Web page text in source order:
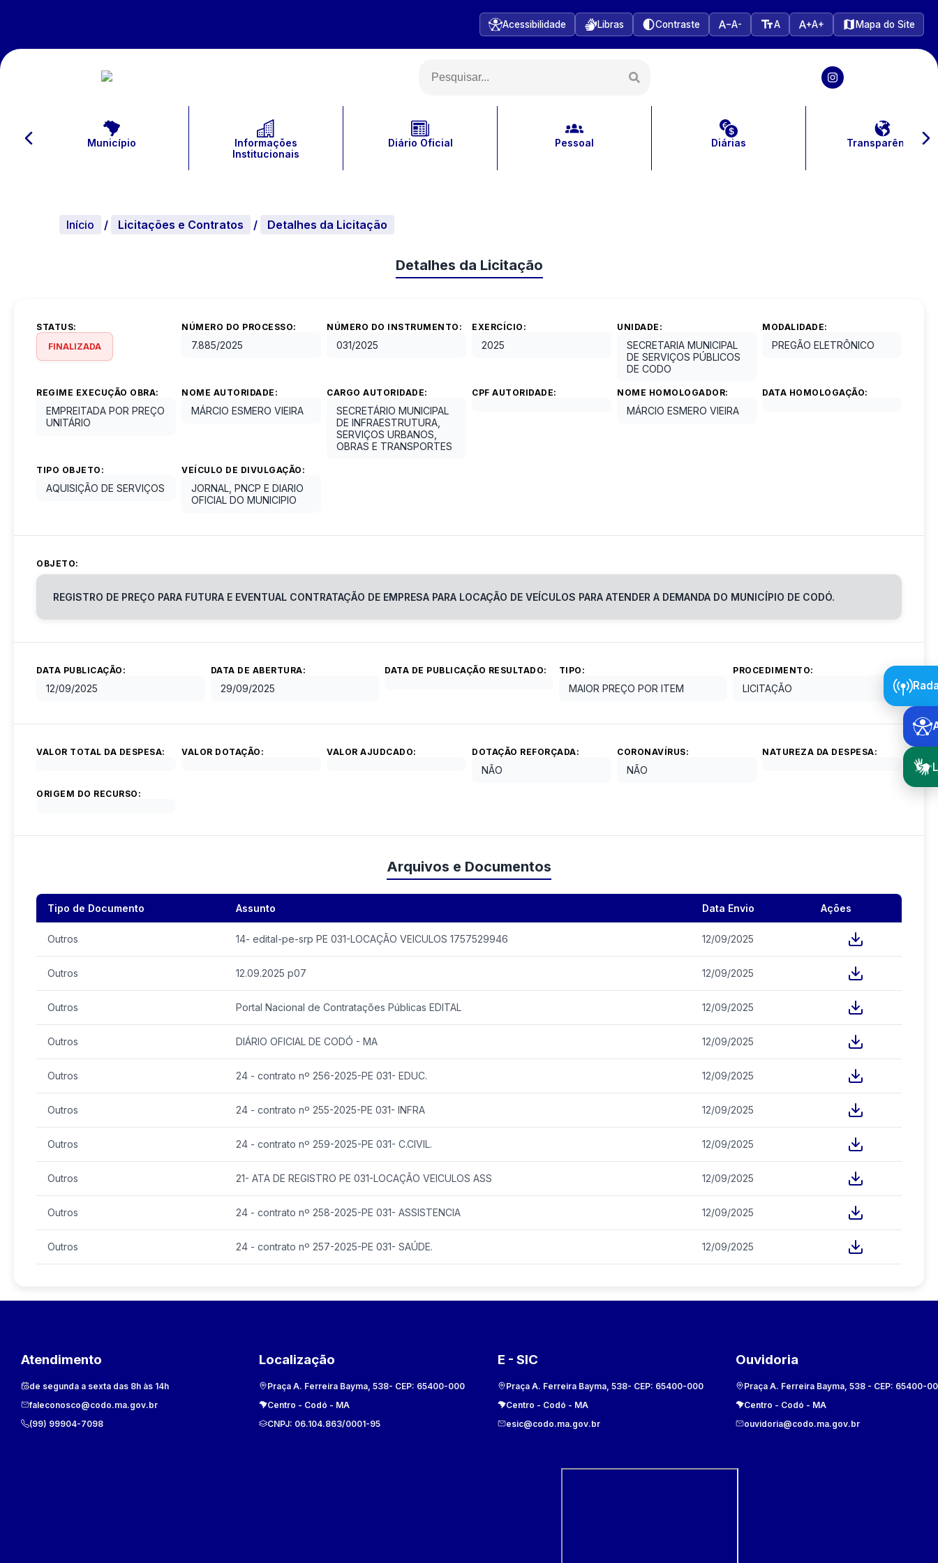
Acessibilidade Libras Contraste A- A A+ Mapa do Site
Município
Informações
Institucionais
Diário Oficial Pessoal Diárias Transparência
Início / Licitações e Contratos / Detalhes da Licitação
Detalhes da Licitação
STATUS:
FINALIZADA
NÚMERO DO PROCESSO:
7.885/2025
NÚMERO DO INSTRUMENTO:
031/2025
EXERCÍCIO:
2025
UNIDADE:
SECRETARIA MUNICIPAL
DE SERVIÇOS PÚBLICOS
DE CODO
MODALIDADE:
PREGÃO ELETRÔNICO
REGIME EXECUÇÃO OBRA:
EMPREITADA POR PREÇO
UNITÁRIO
NOME AUTORIDADE:
MÁRCIO ESMERO VIEIRA
CARGO AUTORIDADE:
SECRETÁRIO MUNICIPAL
DE INFRAESTRUTURA,
SERVIÇOS URBANOS,
OBRAS E TRANSPORTES
CPF AUTORIDADE: NOME HOMOLOGADOR:
MÁRCIO ESMERO VIEIRA
DATA HOMOLOGAÇÃO:
TIPO OBJETO:
AQUISIÇÃO DE SERVIÇOS
VEÍCULO DE DIVULGAÇÃO:
JORNAL, PNCP E DIARIO
OFICIAL DO MUNICIPIO
OBJETO:
REGISTRO DE PREÇO PARA FUTURA E EVENTUAL CONTRATAÇÃO DE EMPRESA PARA LOCAÇÃO DE VEÍCULOS PARA ATENDER A DEMANDA DO MUNICÍPIO DE CODÓ.
DATA PUBLICAÇÃO:
12/09/2025
DATA DE ABERTURA:
29/09/2025
DATA DE PUBLICAÇÃO RESULTADO: TIPO:
MAIOR PREÇO POR ITEM
PROCEDIMENTO:
LICITAÇÃO
VALOR TOTAL DA DESPESA: VALOR DOTAÇÃO: VALOR AJUDCADO: DOTAÇÃO REFORÇADA:
NÃO
CORONAVÍRUS:
NÃO
NATUREZA DA DESPESA:
ORIGEM DO RECURSO:
Arquivos e Documentos
Tipo de Documento Assunto Data Envio Ações
Outros 14- edital-pe-srp PE 031-LOCAÇÃO VEICULOS 1757529946 12/09/2025
Outros 12.09.2025 p07 12/09/2025
Outros Portal Nacional de Contratações Públicas EDITAL 12/09/2025
Outros DIÁRIO OFICIAL DE CODÓ - MA 12/09/2025
Outros 24 - contrato nº 256-2025-PE 031- EDUC. 12/09/2025
Outros 24 - contrato nº 255-2025-PE 031- INFRA 12/09/2025
Outros 24 - contrato nº 259-2025-PE 031- C.CIVIL. 12/09/2025
Outros 21- ATA DE REGISTRO PE 031-LOCAÇÃO VEICULOS ASS 12/09/2025
Outros 24 - contrato nº 258-2025-PE 031- ASSISTENCIA 12/09/2025
Outros 24 - contrato nº 257-2025-PE 031- SAÚDE. 12/09/2025
Atendimento
de segunda a sexta das 8h às 14h
faleconosco@codo.ma.gov.br
(99) 99904-7098
Localização
Praça A. Ferreira Bayma, 538- CEP: 65400-000
Centro - Codó - MA
CNPJ: 06.104.863/0001-95
E - SIC
Praça A. Ferreira Bayma, 538- CEP: 65400-000
Centro - Codó - MA
esic@codo.ma.gov.br
Ouvidoria
Praça A. Ferreira Bayma, 538- CEP: 65400-
Centro - Codó - MA
ouvidoria@codo.ma.gov.br